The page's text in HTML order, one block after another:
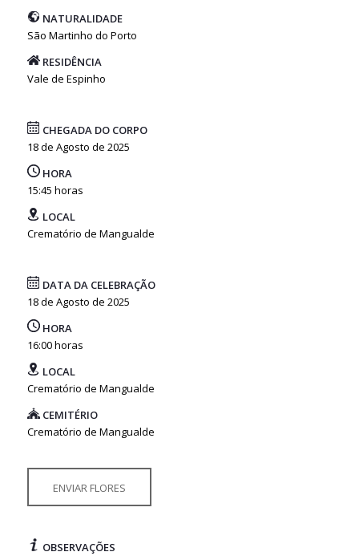
NATURALIDADE
São Martinho do Porto
RESIDÊNCIA
Vale de Espinho
CHEGADA DO CORPO
18 de Agosto de 2025
HORA
15:45 horas
LOCAL
Crematório de Mangualde
DATA DA CELEBRAÇÃO
18 de Agosto de 2025
HORA
16:00 horas
LOCAL
Crematório de Mangualde
CEMITÉRIO
Crematório de Mangualde
ENVIAR FLORES
OBSERVAÇÕES